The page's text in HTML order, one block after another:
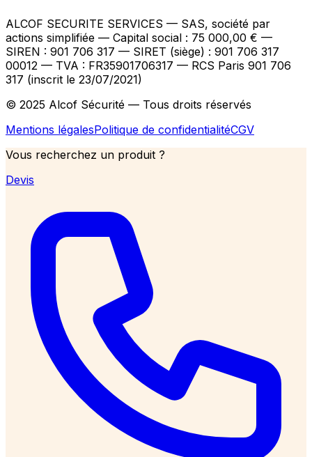
ALCOF SECURITE SERVICES — SAS, société par
actions simplifiée — Capital social : 75 000,00 € —
SIREN : 901 706 317 — SIRET (siège) : 901 706 317
00012 — TVA : FR35901706317 — RCS Paris 901 706
317 (inscrit le 23/07/2021)
© 2025 Alcof Sécurité — Tous droits réservés
Mentions légalesPolitique de confidentialitéCGV
Vous recherchez un produit ?
Devis